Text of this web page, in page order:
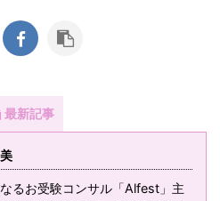
最新記事
るお受験コンサル「Alfest」主